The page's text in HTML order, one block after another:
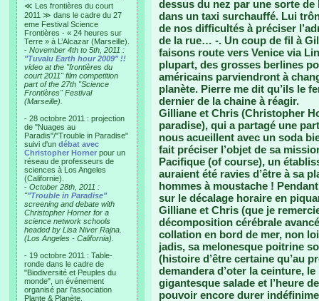
≪ Les frontières du court
2011 ≫ dans le cadre du 27
eme Festival Science
Frontières - « 24 heures sur
Terre » à L’Alcazar (Marseille).
- November 4th to 5th, 2011 :
"Tuvalu Earth hour 2009" !!
video at the "frontières du
court 2011" film competition
part of the 27th "Science
Frontières" Festival
(Marseille).
- 28 octobre 2011 : projection
de "Nuages au
Paradis"/"Trouble in Paradise"
suivi d'un débat avec
Christopher Horner pour un
réseau de professeurs de
sciences à Los Angeles
(Californie).
- October 28th, 2011 :
""Trouble in Paradise"
screening and debate with
Christopher Horner for a
science network schools
headed by Lisa Niver Rajna.
(Los Angeles - California).
- 19 octobre 2011 : Table-
ronde dans le cadre de
"Biodiversité et Peuples du
monde", un événement
organisé par l'association
Plante & Planète.
dessus du nez par une sorte
dans un taxi surchauffé. Lui
de nos difficultés à préciser
de la rue… -. Un coup de fil à
faisons route vers Venice via
plupart, des grosses berlines
américains parviendront à
planète. Pierre me dit qu’ils le
dernier de la chaine à réagir.
Gilliane et Chris (Christopher
paradise), qui a partagé une
nous acueillent avec un soda
fait préciser l’objet de sa
Pacifique (of course), un
auraient été ravies d’être à sa
hommes à moustache !
sur le décalage horaire en
Gilliane et Chris (que je
décomposition cérébrale
collation en bord de mer, non
jadis, sa melonesque poitrine
(histoire d’être certaine qu’au
demandera d’oter la ceinture,
gigantesque salade et l’heure
pouvoir encore durer